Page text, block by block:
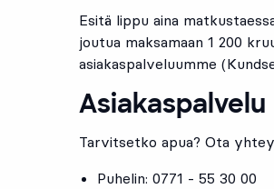
Esitä lippu aina
joutua maksamaan 1 200
asiakaspalveluumme
Asiakaspalvelu
Tarvitsetko apua? Ota
Puhelin: 0771 - 55 30 00